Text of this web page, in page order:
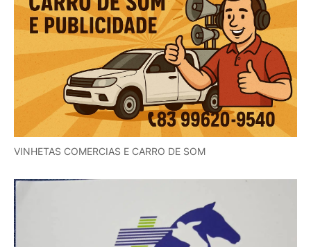
VINHETAS COMERCIAS E CARRO DE SOM